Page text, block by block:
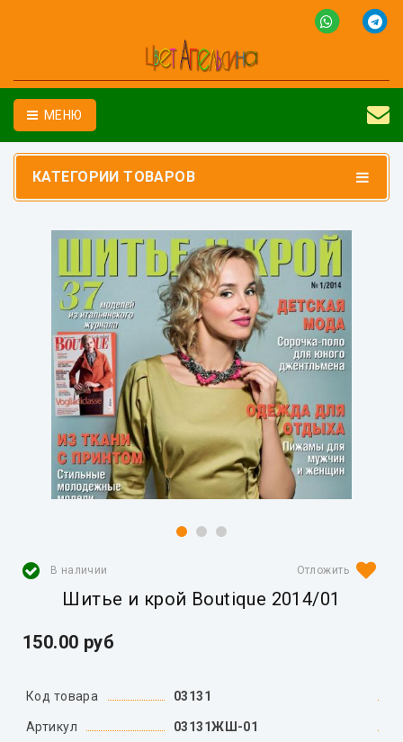
МЕНЮ
КАТЕГОРИИ ТОВАРОВ
В наличии
Шитье и крой Boutique 2014/01
150.00 руб
Код товара 03131
Артикул 03131ЖШ-01